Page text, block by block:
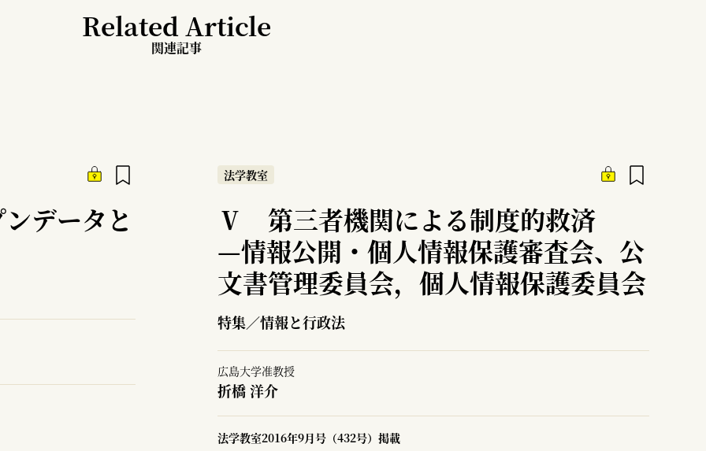
Related Article
関連記事
データと
法学教室
Ⅴ 第三者機関による制度的救済
—情報公開・個人情報保護審査会、公
文書管理委員会，個人情報保護委員会
特集／情報と行政法
広島大学准教授
折橋 洋介
法学教室2016年9月号（432号）掲載